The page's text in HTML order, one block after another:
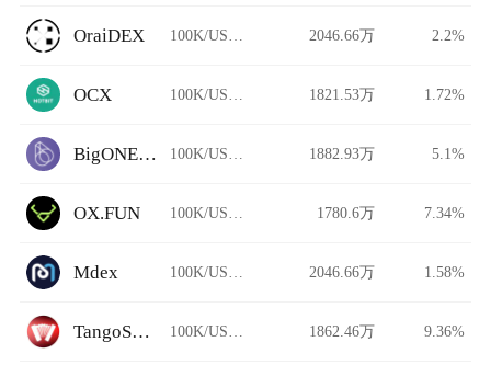
OraiDEX 2046.66万 2.2%
OCX 1821.53万 1.72%
BigONE Futures 1882.93万 5.1%
OX.FUN 1780.6万 7.34%
Mdex 2046.66万 1.58%
TangoSwap 1862.46万 9.36%